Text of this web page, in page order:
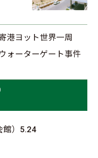
港ヨット世界一周
ォーターゲート事件
館）5.24